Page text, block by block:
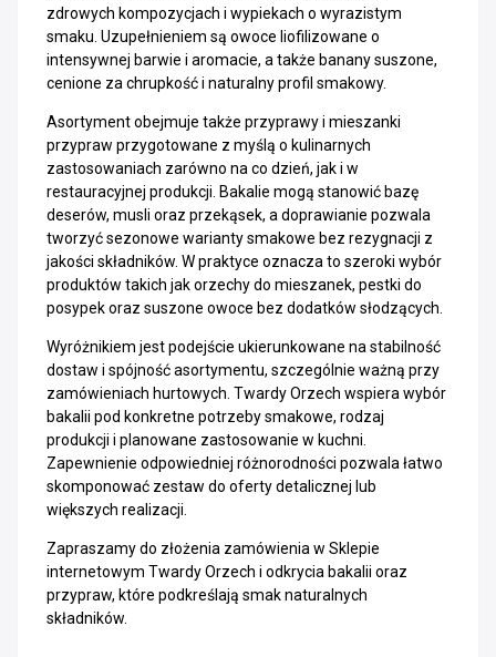
zdrowych kompozycjach i wypiekach o wyrazistym
smaku. Uzupełnieniem są owoce liofilizowane o
intensywnej barwie i aromacie, a także banany suszone,
cenione za chrupkość i naturalny profil smakowy.
Asortyment obejmuje także przyprawy i mieszanki
przypraw przygotowane z myślą o kulinarnych
zastosowaniach zarówno na co dzień, jak i w
restauracyjnej produkcji. Bakalie mogą stanowić bazę
deserów, musli oraz przekąsek, a doprawianie pozwala
tworzyć sezonowe warianty smakowe bez rezygnacji z
jakości składników. W praktyce oznacza to szeroki wybór
produktów takich jak orzechy do mieszanek, pestki do
posypek oraz suszone owoce bez dodatków słodzących.
Wyróżnikiem jest podejście ukierunkowane na stabilność
dostaw i spójność asortymentu, szczególnie ważną przy
zamówieniach hurtowych. Twardy Orzech wspiera wybór
bakalii pod konkretne potrzeby smakowe, rodzaj
produkcji i planowane zastosowanie w kuchni.
Zapewnienie odpowiedniej różnorodności pozwala łatwo
skomponować zestaw do oferty detalicznej lub
większych realizacji.
Zapraszamy do złożenia zamówienia w Sklepie
internetowym Twardy Orzech i odkrycia bakalii oraz
przypraw, które podkreślają smak naturalnych
składników.